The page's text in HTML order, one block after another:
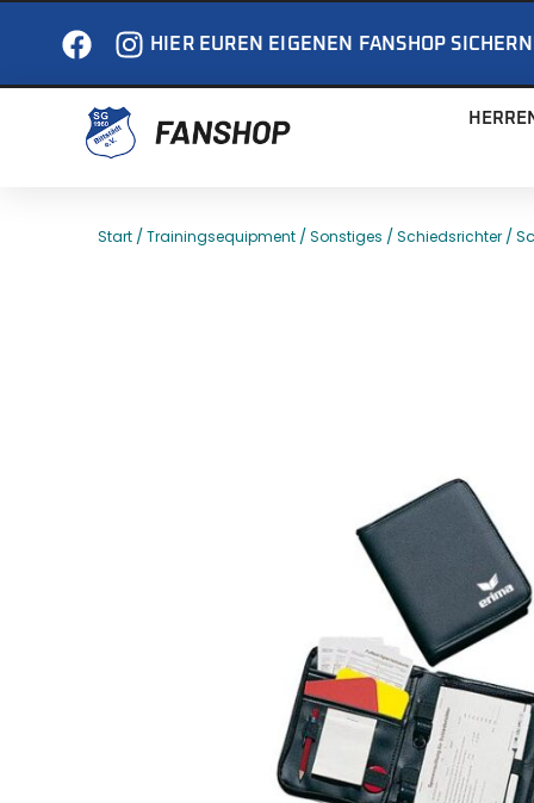
HIER EUREN EIGENEN FANSHOP
Start /Trainingsequipment /Sonstiges /Schiedsrichter /